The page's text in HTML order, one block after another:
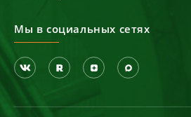
Мы в социальных сетях